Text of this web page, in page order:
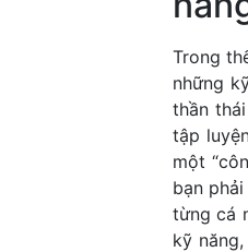
Trong
những
thần
tập
một
bạn
từng cá
kỹ